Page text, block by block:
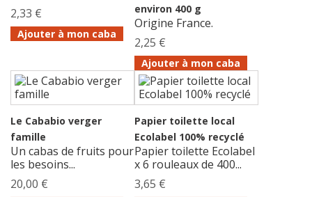
2,33 €
Ajouter à mon caba
environ 400 g
Origine France.
2,25 €
Ajouter à mon caba
Le Cababio verger
famille
Un cabas de fruits pour
les besoins...
20,00 €
Papier toilette local
Ecolabel 100% recyclé
Papier toilette Ecolabel
x 6 rouleaux de 400...
3,65 €